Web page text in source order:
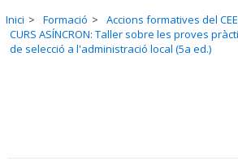
Inici Formació
Accions formatives del
CURS ASÍNCRON: Taller sobre les proves
de selecció a l'administració local (5a ed.)